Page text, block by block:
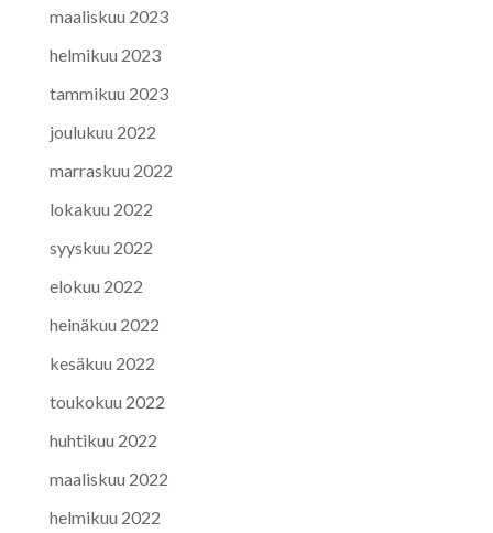
maaliskuu 2023
helmikuu 2023
tammikuu 2023
joulukuu 2022
marraskuu 2022
lokakuu 2022
syyskuu 2022
elokuu 2022
heinäkuu 2022
kesäkuu 2022
toukokuu 2022
huhtikuu 2022
maaliskuu 2022
helmikuu 2022